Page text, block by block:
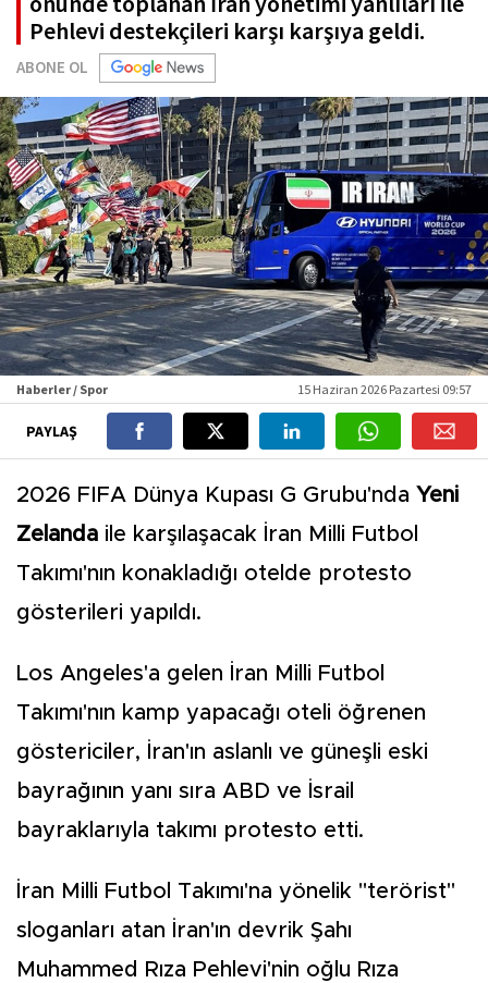
Pehlevi destekçileri karşı karşıya geldi.
ABONE OL
Haberler / Spor 15 Haziran 2026 Pazartesi 09:57
PAYLAŞ
2026 FIFA Dünya Kupası G Grubu'nda Yeni
Zelanda ile karşılaşacak İran Milli Futbol
Takımı'nın konakladığı otelde protesto
gösterileri yapıldı.
Los Angeles'a gelen İran Milli Futbol
Takımı'nın kamp yapacağı oteli öğrenen
göstericiler, İran'ın aslanlı ve güneşli eski
bayrağının yanı sıra ABD ve İsrail
bayraklarıyla takımı protesto etti.
İran Milli Futbol Takımı'na yönelik "terörist"
sloganları atan İran'ın devrik Şahı
Muhammed Rıza Pehlevi'nin oğlu Rıza